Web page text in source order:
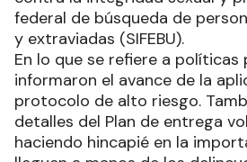
federal de búsqueda de
y extraviadas (SIFEBU).
En lo que se refiere a políticas
informaron el avance de la
protocolo de alto riesgo.
detalles del Plan de entrega
haciendo hincapié en la